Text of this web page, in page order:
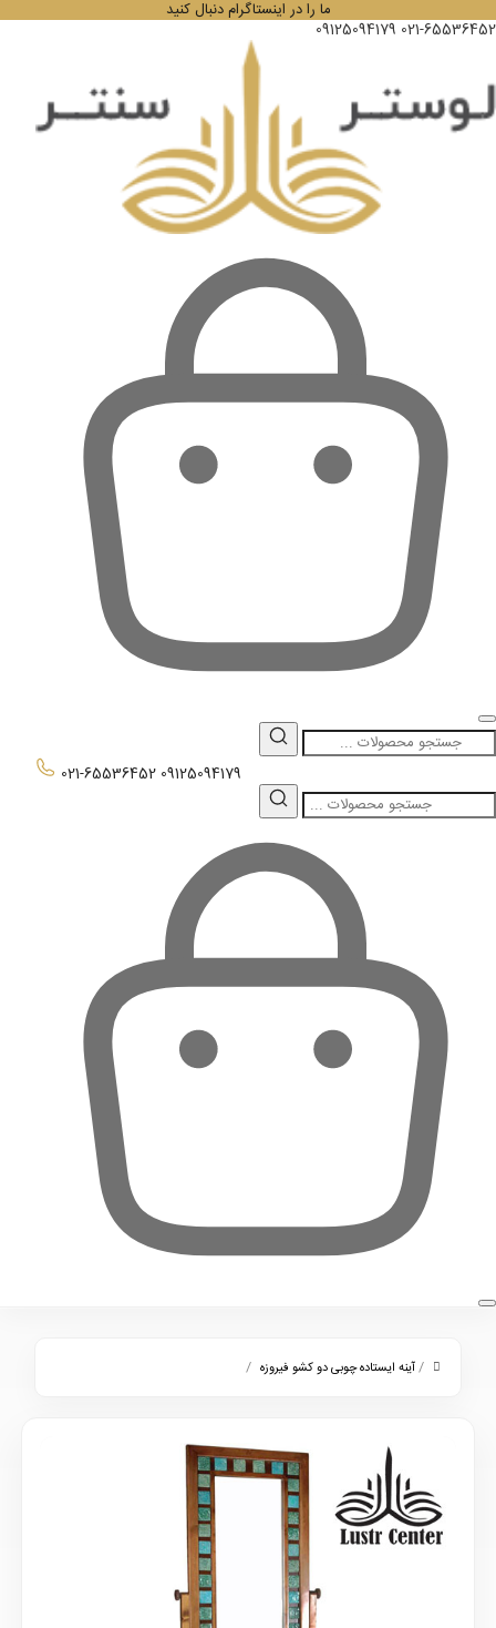
ما را در اینستاگرام دنبال کنید
021-65536452
09125094179
021-65536452 09125094179
/آینه ایستاده چوبی دو کشو فیروزه /